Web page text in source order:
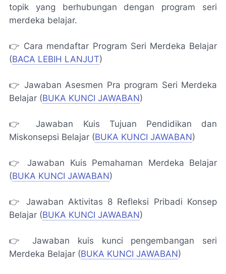
topik yang berhubungan dengan program seri
merdeka belajar.
👉 Cara mendaftar Program Seri Merdeka Belajar
(BACA LEBIH LANJUT)
👉 Jawaban Asesmen Pra program Seri Merdeka
Belajar (BUKA KUNCI JAWABAN)
👉 Jawaban Kuis Tujuan Pendidikan dan
Miskonsepsi Belajar (BUKA KUNCI JAWABAN)
👉 Jawaban Kuis Pemahaman Merdeka Belajar
(BUKA KUNCI JAWABAN)
👉 Jawaban Aktivitas 8 Refleksi Pribadi Konsep
Belajar (BUKA KUNCI JAWABAN)
👉 Jawaban kuis kunci pengembangan seri
Merdeka Belajar (BUKA KUNCI JAWABAN)